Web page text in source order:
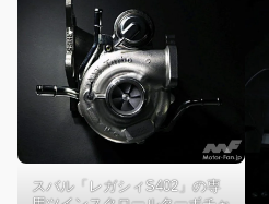
スバル「レガシィS402」の専